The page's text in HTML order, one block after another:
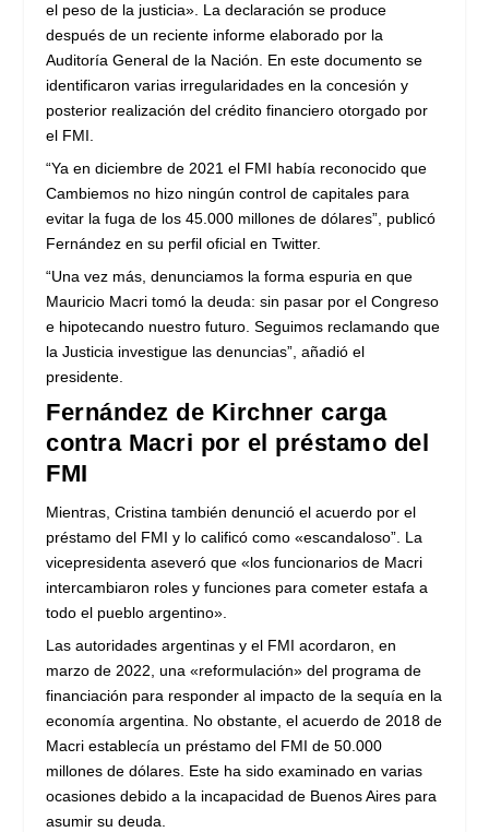
el peso de la justicia». La declaración se produce
después de un reciente informe elaborado por la
Auditoría General de la Nación. En este documento se
identificaron varias irregularidades en la concesión y
posterior realización del crédito financiero otorgado por
el FMI.
“Ya en diciembre de 2021 el FMI había reconocido que
Cambiemos no hizo ningún control de capitales para
evitar la fuga de los 45.000 millones de dólares”, publicó
Fernández en su perfil oficial en Twitter.
“Una vez más, denunciamos la forma espuria en que
Mauricio Macri tomó la deuda: sin pasar por el Congreso
e hipotecando nuestro futuro. Seguimos reclamando que
la Justicia investigue las denuncias”, añadió el
presidente.
Fernández de Kirchner carga
contra Macri por el préstamo del
FMI
Mientras, Cristina también denunció el acuerdo por el
préstamo del FMI y lo calificó como «escandaloso”. La
vicepresidenta aseveró que «los funcionarios de Macri
intercambiaron roles y funciones para cometer estafa a
todo el pueblo argentino».
Las autoridades argentinas y el FMI acordaron, en
marzo de 2022, una «reformulación» del programa de
financiación para responder al impacto de la sequía en la
economía argentina. No obstante, el acuerdo de 2018 de
Macri establecía un préstamo del FMI de 50.000
millones de dólares. Este ha sido examinado en varias
ocasiones debido a la incapacidad de Buenos Aires para
asumir su deuda.